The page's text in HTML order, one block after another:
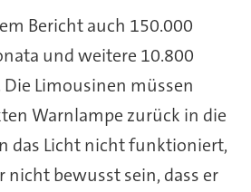
Bericht auch 150.000
und weitere 10.800
Limousinen müssen
Warnlampe zurück in die
das Licht nicht funktioniert,
nicht bewusst sein, dass er